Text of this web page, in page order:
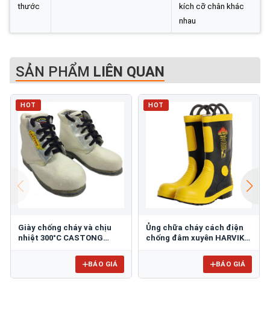
thước
kích cỡ chân khác
nhau
SẢN PHẨM LIÊN QUAN
HOT
Giày chống cháy và chịu
nhiệt 300°C CASTONG
BÁO GIÁ
HOT
Ủng chữa cháy cách điện
chống đâm xuyên HARVIK
BÁO GIÁ